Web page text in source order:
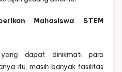
Mahasiswa STEM
dapat dinikmati para
itu, masih banyak fasilitas